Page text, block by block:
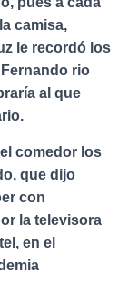
camisa,
le recordó los
rio
al que
comedor los
que dijo
con
la televisora
en el